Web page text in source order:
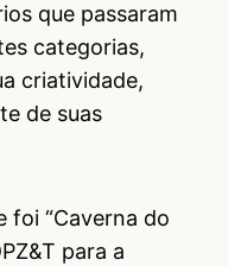
que passaram
categorias,
criatividade,
de suas
foi “Caverna do
para a